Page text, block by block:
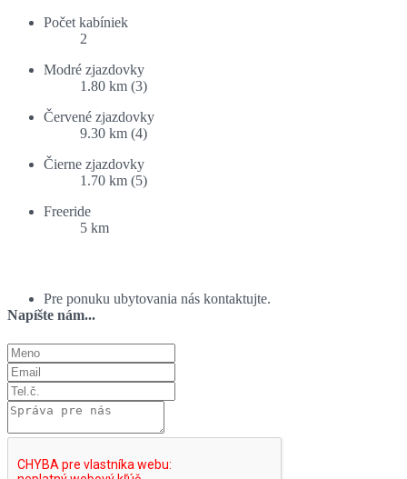
Počet kabíniek
2
Modré zjazdovky
1.80 km (3)
Červené zjazdovky
9.30 km (4)
Čierne zjazdovky
1.70 km (5)
Freeride
5 km
Pre ponuku ubytovania nás kontaktujte.
Napíšte nám...